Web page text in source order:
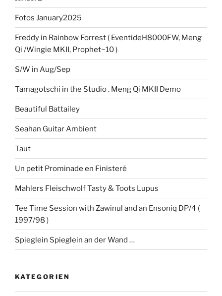
Fotos January2025
Freddy in Rainbow Forrest ( EventideH8000FW, Meng
Qi /Wingie MKII, Prophet~10 )
S/W in Aug/Sep
Tamagotschi in the Studio . Meng Qi MKII Demo
Beautiful Battailey
Seahan Guitar Ambient
Taut
Un petit Prominade en Finisteré
Mahlers Fleischwolf Tasty & Toots Lupus
Tee Time Session with Zawinul and an Ensoniq DP/4 (
1997/98 )
Spieglein Spieglein an der Wand …
KATEGORIEN